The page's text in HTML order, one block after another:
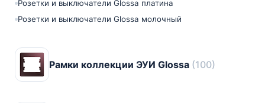
Розетки и выключатели Glossa платина
Розетки и выключатели Glossa молочный
Рамки коллекции ЭУИ Glossa (100)